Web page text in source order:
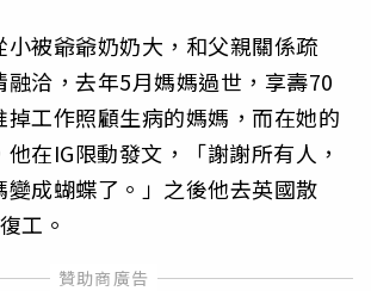
被爺爺奶奶大，和父親關係疏
融洽，去年5月媽媽過世，享壽70
掉工作照顧生病的媽媽，而在她的
在IG限動發文，「謝謝所有人，
成蝴蝶了。」之後他去英國散
工。